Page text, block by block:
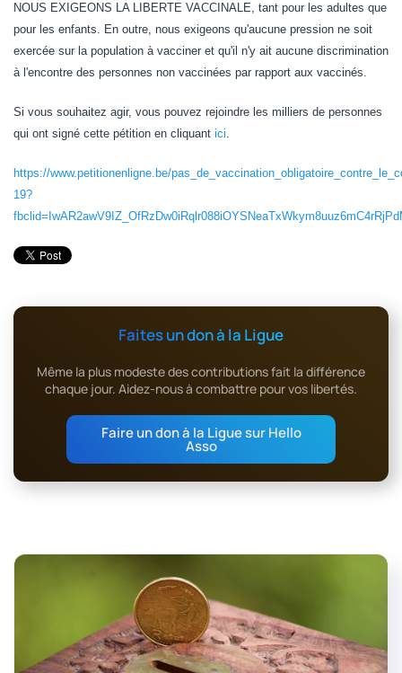
NOUS EXIGEONS LA LIBERTE VACCINALE, tant pour les adultes que
pour les enfants. En outre, nous exigeons qu'aucune pression ne soit
exercée sur la population à vacciner et qu'il n'y ait aucune discrimination
à l'encontre des personnes non vaccinées par rapport aux vaccinés.
Si vous souhaitez agir, vous pouvez rejoindre les milliers de personnes
qui ont signé cette pétition en cliquant ici.
https://www.petitionenligne.be/
19?
Faites un don à la Ligue
Même la plus modeste des contributions fait la différence
chaque jour. Aidez-nous à combattre pour vos libertés.
Faire un don à la Ligue sur Hello
Asso